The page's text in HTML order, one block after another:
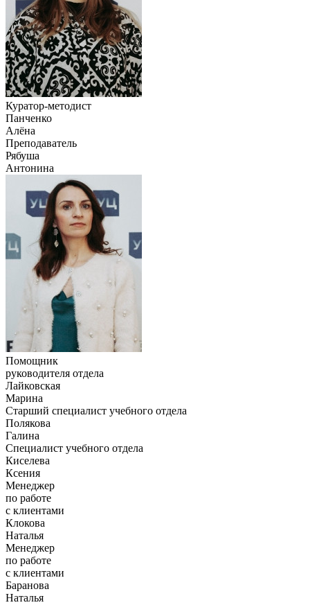
Куратор-методист
Панченко
Алёна
Преподаватель
Рябуша
Антонина
Помощник
руководителя отдела
Лайковская
Марина
Старший специалист учебного отдела
Полякова
Галина
Специалист учебного отдела
Киселева
Ксения
Менеджер
по работе
с клиентами
Клокова
Наталья
Менеджер
по работе
с клиентами
Баранова
Наталья